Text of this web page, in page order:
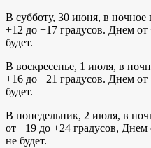
В субботу, 30 июня, в ночное
+12 до +17 градусов. Днем
будет.
В воскресенье, 1 июля, в
+16 до +21 градусов. Днем
будет.
В понедельник, 2 июля, в
от +19 до +24 градусов, Днем
не будет.